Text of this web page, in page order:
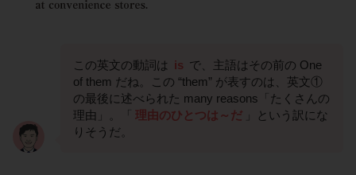
この英文の動詞は is で、主語はその前の One
of them だね。この “them” が表すのは、英文①
の最後に述べられた many reasons「たくさんの
理由」。「 理由のひとつは～だ
」という訳にな
りそうだ。